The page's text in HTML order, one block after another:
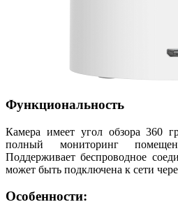
Функциональность
Камера имеет угол обзора 360
полный мониторинг
Поддерживает беспроводное
может быть подключена к сети
Особенности: